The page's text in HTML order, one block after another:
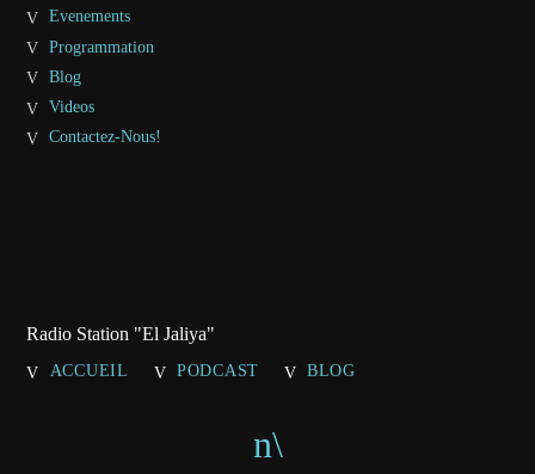
Evenements
Programmation
Blog
Videos
Contactez-Nous!
Radio Station "El Jaliya"
ACCUEIL PODCAST BLOG